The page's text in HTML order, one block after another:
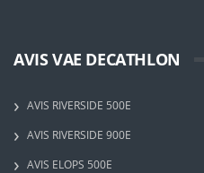
AVIS VAE DECATHLON
AVIS RIVERSIDE 500E
AVIS RIVERSIDE 900E
AVIS ELOPS 500E